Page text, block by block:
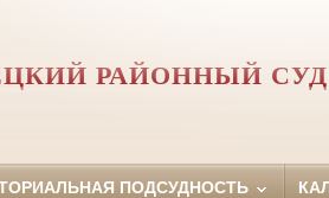
РАЙОННЫЙ
ПОДСУДНОСТЬ